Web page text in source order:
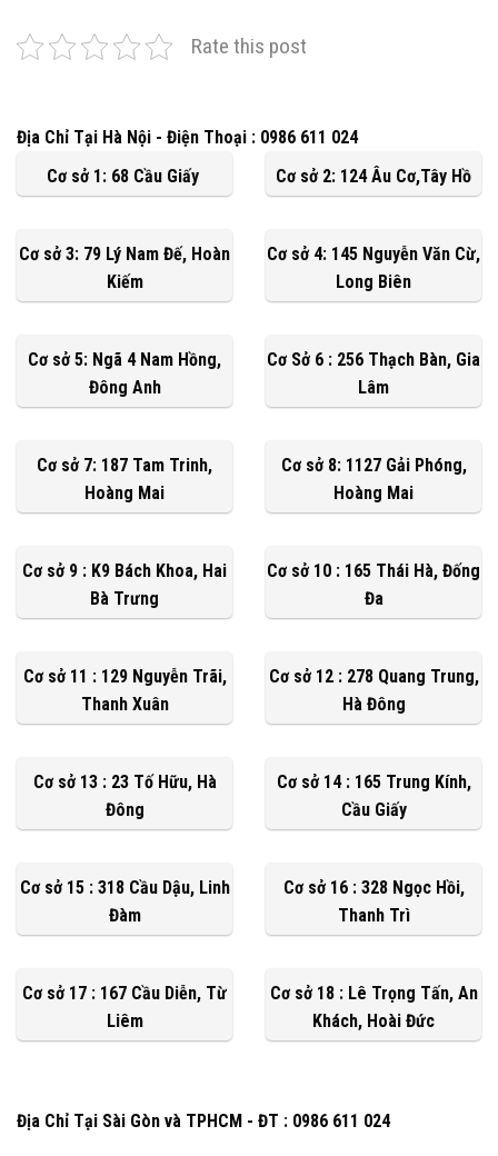
Rate this post
Địa Chỉ Tại Hà Nội - Điện Thoại : 0986 611 024
Cơ sở 1: 68 Cầu Giấy
Cơ sở 2: 124 Âu Cơ,Tây Hồ
Cơ sở 3: 79 Lý Nam Đế, Hoàn
Kiếm
Cơ sở 4: 145 Nguyễn Văn Cừ,
Long Biên
Cơ sở 5: Ngã 4 Nam Hồng,
Đông Anh
Cơ Sở 6 : 256 Thạch Bàn, Gia
Lâm
Cơ sở 7: 187 Tam Trinh,
Hoàng Mai
Cơ sở 8: 1127 Gải Phóng,
Hoàng Mai
Cơ sở 9 : K9 Bách Khoa, Hai
Bà Trưng
Cơ sở 10 : 165 Thái Hà, Đống
Đa
Cơ sở 11 : 129 Nguyễn Trãi,
Thanh Xuân
Cơ sở 12 : 278 Quang Trung,
Hà Đông
Cơ sở 13 : 23 Tố Hữu, Hà
Đông
Cơ sở 14 : 165 Trung Kính,
Cầu Giấy
Cơ sở 15 : 318 Cầu Dậu, Linh
Đàm
Cơ sở 16 : 328 Ngọc Hồi,
Thanh Trì
Cơ sở 17 : 167 Cầu Diễn, Từ
Liêm
Cơ sở 18 : Lê Trọng Tấn, An
Khách, Hoài Đức
Địa Chỉ Tại Sài Gòn và TPHCM - ĐT : 0986 611 024